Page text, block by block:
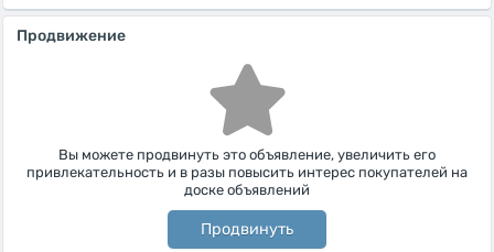
Продвижение
Вы можете продвинуть это объявление, увеличить его
привлекательность и в разы повысить интерес покупателей на
доске объявлений
Продвинуть